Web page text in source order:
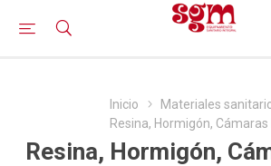
Inicio
Materiales
Resina, Hormigón, Cámaras
Resina, Hormigón,